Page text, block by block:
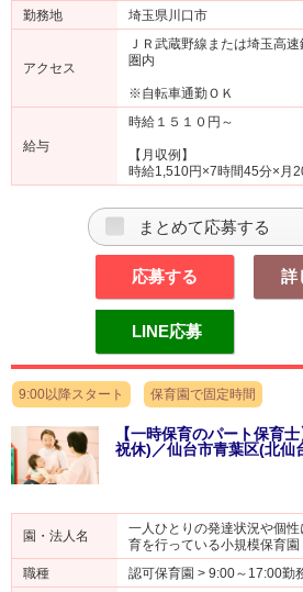
勤務地
埼玉県川口市
アクセス
ＪＲ武蔵野線または埼玉高
圏内
※自転車通勤ＯＫ
給与
時給１５１０円～
【月収例】
時給1,510円×7時間45分×月
まとめて応募する
応募する 詳
LINE応募
9:00以降スタート 保育園で固定時間
【一時保育のパート保育
祝休)／仙台市青葉区(北仙
園・法人名
一人ひとりの発達状況や個
育を行っている小規模保育園
職種
認可保育園 > 9:00～17:00勤